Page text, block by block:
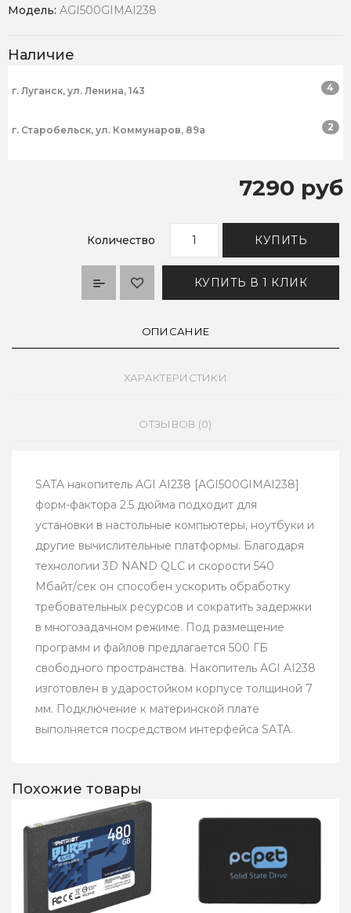
Модель: AGI500GIMAI238
Наличие
г. Луганск, ул. Ленина, 143 4
г. Старобельск, ул. Коммунаров, 89а 2
7290 руб
Количество КУПИТЬ
КУПИТЬ В 1 КЛИК
ОПИСАНИЕ
ХАРАКТЕРИСТИКИ
ОТЗЫВОВ (0)
SATA накопитель AGI AI238 [AGI500GIMAI238]
форм-фактора 2.5 дюйма подходит для
установки в настольные компьютеры, ноутбуки и
другие вычислительные платформы. Благодаря
технологии 3D NAND QLC и скорости 540
Мбайт/сек он способен ускорить обработку
требовательных ресурсов и сократить задержки
в многозадачном режиме. Под размещение
программ и файлов предлагается 500 ГБ
свободного пространства. Накопитель AGI AI238
изготовлен в ударостойком корпусе толщиной 7
мм. Подключение к материнской плате
выполняется посредством интерфейса SATA.
Похожие товары